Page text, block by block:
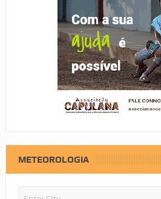
METEOROLOGIA